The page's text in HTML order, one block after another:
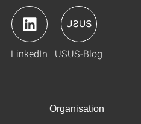
LinkedIn USUS-Blog
Organisation